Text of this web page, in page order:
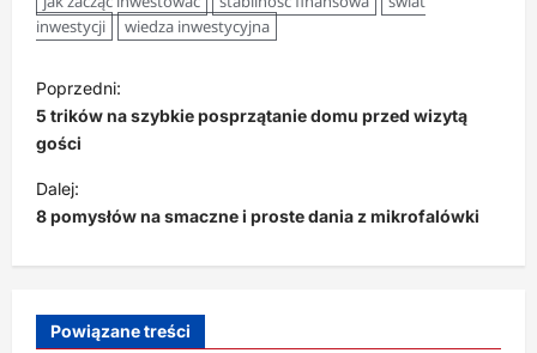
inwestycji
wiedza inwestycyjna
o
b
a
c
z
Poprzedni:
5 trików na szybkie posprzątanie domu przed wizytą
gości
Dalej:
8 pomysłów na smaczne i proste dania z mikrofalówki
Powiązane treści